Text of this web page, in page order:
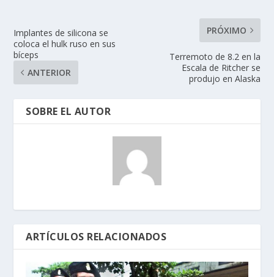
Implantes de silicona se
coloca el hulk ruso en sus
bíceps
ANTERIOR
PRÓXIMO
Terremoto de 8.2 en la
Escala de Ritcher se
produjo en Alaska
SOBRE EL AUTOR
ARTÍCULOS RELACIONADOS